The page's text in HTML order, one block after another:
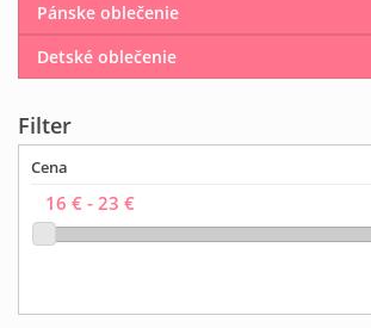
Pánske oblečenie
Detské oblečenie
Filter
Cena